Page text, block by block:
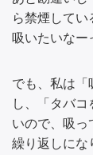
ら禁煙してい
吸いたいなー
でも、私は「
し、「タバ
いので、吸っ
繰り返しにな